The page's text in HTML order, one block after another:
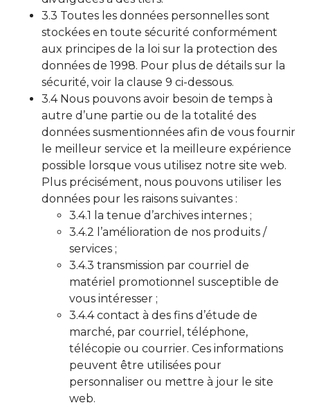
3.3 Toutes les données personnelles sont
stockées en toute sécurité conformément
aux principes de la loi sur la protection des
données de 1998. Pour plus de détails sur la
sécurité, voir la clause 9 ci-dessous.
3.4 Nous pouvons avoir besoin de temps à
autre d’une partie ou de la totalité des
données susmentionnées afin de vous fournir
le meilleur service et la meilleure expérience
possible lorsque vous utilisez notre site web.
Plus précisément, nous pouvons utiliser les
données pour les raisons suivantes :
3.4.1 la tenue d’archives internes ;
3.4.2 l’amélioration de nos produits /
services ;
3.4.3 transmission par courriel de
matériel promotionnel susceptible de
vous intéresser ;
3.4.4 contact à des fins d’étude de
marché, par courriel, téléphone,
télécopie ou courrier. Ces informations
peuvent être utilisées pour
personnaliser ou mettre à jour le site
web.